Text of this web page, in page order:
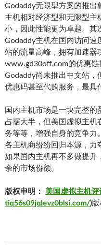
Godaddy无限型方案的推出
主机相对经济型和无限型主
小，因此性能更为卓越。其
Godaddy主机在国内访问速
站的流量高峰，拥有加速器
www.gd30off.com的优惠链
Godaddy尚未推出中文站，
优惠码甚至代购服务，最具
国内主机市场是一块完整
占据大半，但美国虚拟主机
务等等，增强自身的竞争力
各主机商纷纷回归本源，力
如果国内主机再不多做提升
余的市场份额。
版权申明： 美国虚拟主机评
tiq56s09jqlevz0blsi.com/)